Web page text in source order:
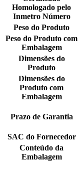
Homologado pelo
Inmetro Número
Peso do Produto
Peso do Produto com
Embalagem
Dimensões do
Produto
Dimensões do
Produto com
Embalagem
Prazo de Garantia
SAC do Fornecedor
Conteúdo da
Embalagem